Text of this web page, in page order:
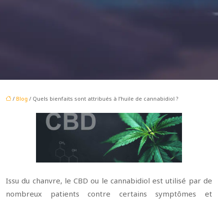
/ Blog / Quels bienfaits sont attribués à l’huile de cannabidiol ?
Issu du chanvre, le CBD ou le cannabidiol est utilisé par de
nombreux patients contre certains symptômes et